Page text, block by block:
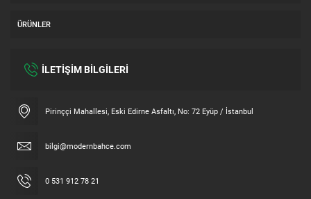
ÜRÜNLER
İLETİŞİM BİLGİLERİ
Pirinççi Mahallesi, Eski Edirne Asfaltı, No: 72 Eyüp / İstanbul
bilgi@modernbahce.com
0 531 912 78 21